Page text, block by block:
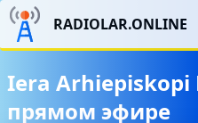
RADIOLAR.ONLINE
Iera Arhiepiskopi
прямом эфире